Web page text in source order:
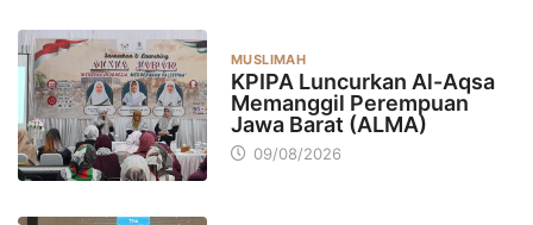
MUSLIMAH
KPIPA Luncurkan Al-Aqsa
Memanggil Perempuan
Jawa Barat (ALMA)
09/08/2026